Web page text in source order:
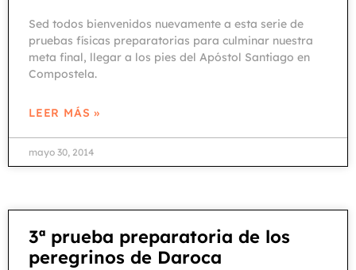
Sed todos bienvenidos nuevamente a esta serie de
pruebas físicas preparatorias para culminar nuestra
meta final, llegar a los pies del Apóstol Santiago en
Compostela.
LEER MÁS »
mayo 30, 2014
3ª prueba preparatoria de los
peregrinos de Daroca